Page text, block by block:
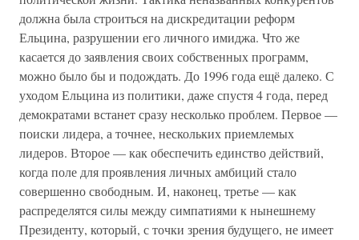
должна была строиться на дискредитации реформ
Ельцина, разрушении его личного имиджа. Что же
касается до заявления своих собственных программ,
можно было бы и подождать. До 1996 года ещё далеко. С
уходом Ельцина из политики, даже спустя 4 года, перед
демократами встанет сразу несколько проблем. Первое —
поиски лидера, а точнее, нескольких приемлемых
лидеров. Второе — как обеспечить единство действий,
когда поле для проявления личных амбиций стало
совершенно свободным. И, наконец, третье — как
распределятся силы между симпатиями к нынешнему
Президенту, который, с точки зрения будущего, не имеет